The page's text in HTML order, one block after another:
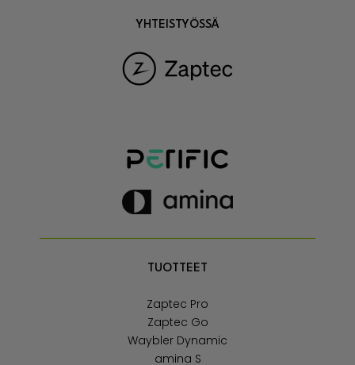
YHTEISTYÖSSÄ
TUOTTEET
Zaptec Pro
Zaptec Go
Waybler Dynamic
amina S